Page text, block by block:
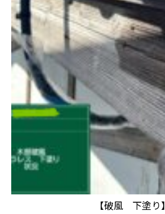
【破風 下塗り】